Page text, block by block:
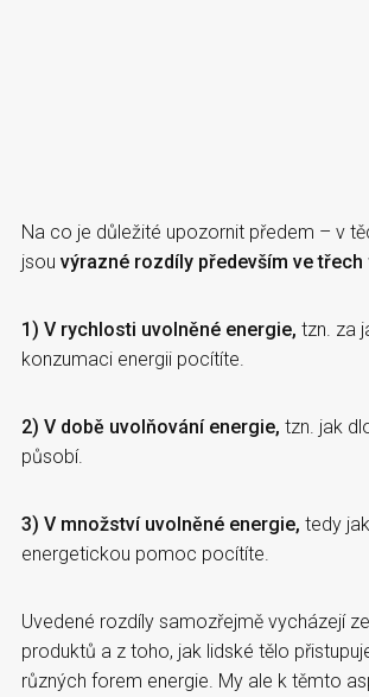
Na co je důležité upozornit předem – v
jsou výrazné rozdíly především ve
1) V rychlosti uvolněné energie, tzn. za
konzumaci energii pocítíte.
2) V době uvolňování energie, tzn. jak
působí.
3) V množství uvolněné energie, tedy
energetickou pomoc pocítíte.
Uvedené rozdíly samozřejmě vycházejí
produktů a z toho, jak lidské tělo
různých forem energie. My ale k těmto